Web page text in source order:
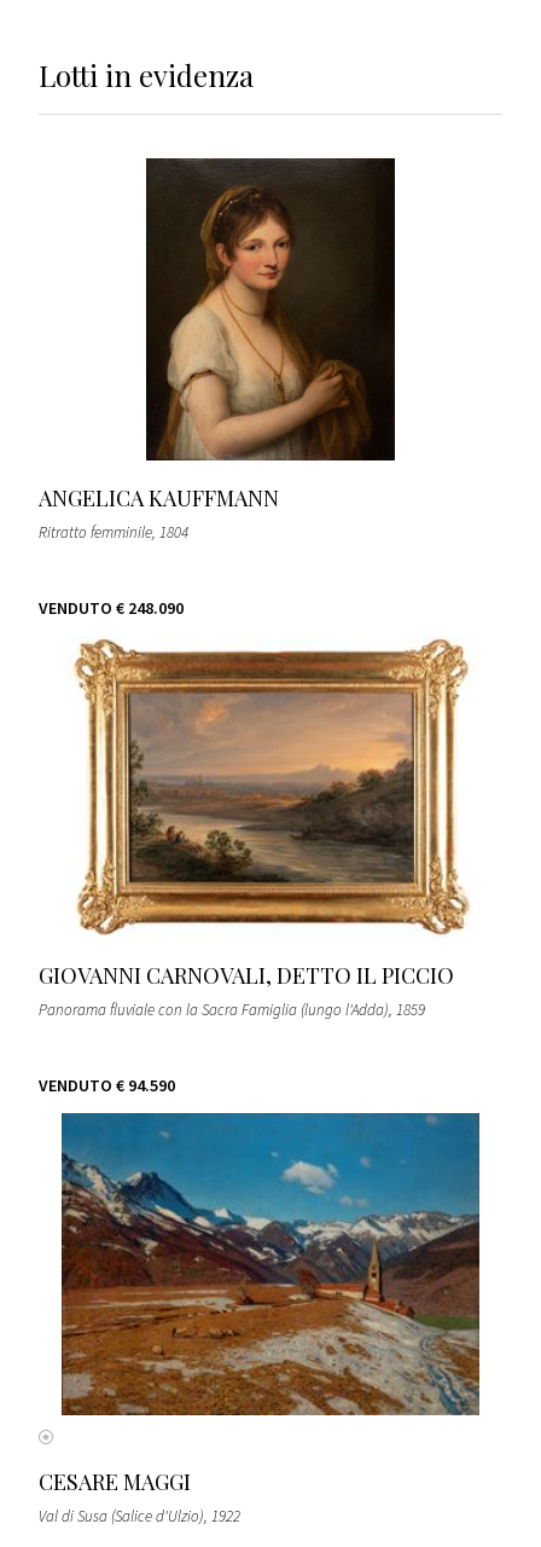
Lotti in evidenza
ANGELICA KAUFFMANN
Ritratto femminile, 1804
VENDUTO € 248.090
GIOVANNI CARNOVALI, DETTO IL PICCIO
Panorama fluviale con la Sacra Famiglia (lungo l'Adda), 1859
VENDUTO € 94.590
CESARE MAGGI
Val di Susa (Salice d'Ulzio), 1922